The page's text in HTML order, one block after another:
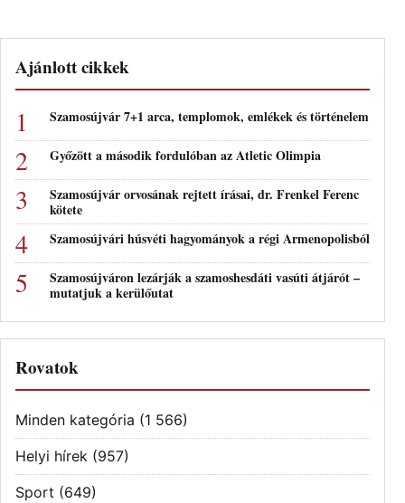
Ajánlott cikkek
Szamosújvár 7+1 arca, templomok, emlékek és történelem
Győzött a második fordulóban az Atletic Olimpia
Szamosújvár orvosának rejtett írásai, dr. Frenkel Ferenc
kötete
Szamosújvári húsvéti hagyományok a régi Armenopolisból
Szamosújváron lezárják a szamoshesdáti vasúti átjárót –
mutatjuk a kerülőutat
Rovatok
Minden kategória (1 566)
Helyi hírek (957)
Sport (649)